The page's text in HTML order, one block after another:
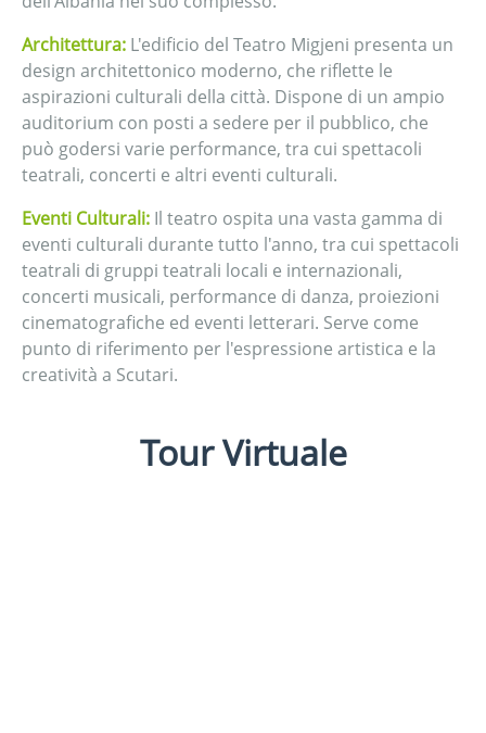
Architettura: L'edificio del Teatro Migjeni presenta un
design architettonico moderno, che riflette le
aspirazioni culturali della città. Dispone di un ampio
auditorium con posti a sedere per il pubblico, che
può godersi varie performance, tra cui spettacoli
teatrali, concerti e altri eventi culturali.
Eventi Culturali: Il teatro ospita una vasta gamma di
eventi culturali durante tutto l'anno, tra cui spettacoli
teatrali di gruppi teatrali locali e internazionali,
concerti musicali, performance di danza, proiezioni
cinematografiche ed eventi letterari. Serve come
punto di riferimento per l'espressione artistica e la
creatività a Scutari.
Tour Virtuale